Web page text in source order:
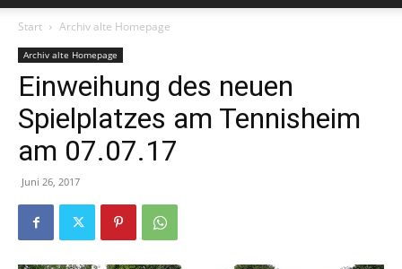
Start Archiv alte Homepage
Archiv alte Homepage
Einweihung des neuen
Spielplatzes am Tennisheim
am 07.07.17
Juni 26, 2017